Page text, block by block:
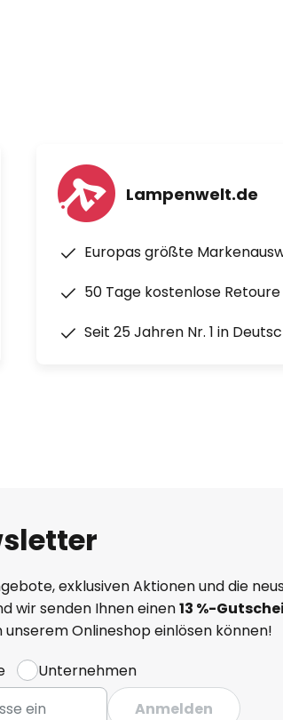
Lampenwelt.de
Europas größte
50 Tage kostenlose Retoure
Seit 25 Jahren Nr. 1 in
exklusiven Aktionen und die
wir senden Ihnen einen13 %-
Onlineshop einlösen können!
Unternehmen
Anmelden